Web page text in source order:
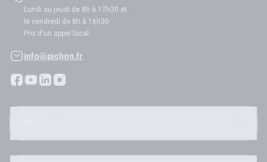
Lundi au jeudi de 8h à 17h30 et
le vendredi de 8h à 16h30
Prix d'un appel local
info@pichon.fr